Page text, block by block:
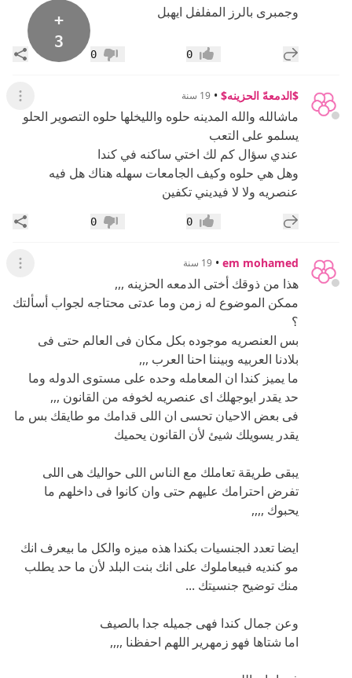
وجمبرى بالرز المفلفل ايهبل
+
3
إضافة رد جديد إعجاب0 عدم إعجاب
0
$الدمعهّ الحزينه$ • 19 سنة عرض
ماشالله والله المدينه حلوه والليخلها حلوه التصوير الحلو
يسلمو على التعب
عندي سؤال كم لك اختي ساكنه في كندا
وهل هي حلوه وكيف الجامعات سهله هناك هل فيه
عنصريه ولا لا فيديني تكفين
إضافة رد جديد إعجاب0 عدم إعجاب
0
em mohamed
• 19 سنة عرض
هذا من ذوقك أختى الدمعه الحزينه ,,,
ممكن الموضوع له زمن وما عدتى محتاجه لجواب أسألتك
؟
بس العنصريه موجوده بكل مكان فى العالم حتى فى
بلادنا العربيه وبيننا احنا العرب ,,,
ما يميز كندا ان المعامله وحده على مستوى الدوله وما
حد يقدر ايوجهلك اى عنصريه لخوفه من القانون ,,,
فى بعض الاحيان تحسى ان اللى قدامك مو طايقك بس ما
يقدر يسويلك شيئ لأن القانون يحميك
يبقى طريقة تعاملك مع الناس اللى حواليك هى اللى
تفرض احترامك عليهم حتى وان كانوا فى داخلهم ما
يحبوك ,,,,
ايضا تعدد الجنسيات بكندا هذه ميزه والكل ما بيعرف انك
مو كنديه فبيعاملوك على انك بنت البلد لأن ما حد يطلب
منك توضيح جنسيتك ...
وعن جمال كندا فهى جميله جدا بالصيف
اما شتاها فهو زمهرير اللهم احفظنا ,,,,